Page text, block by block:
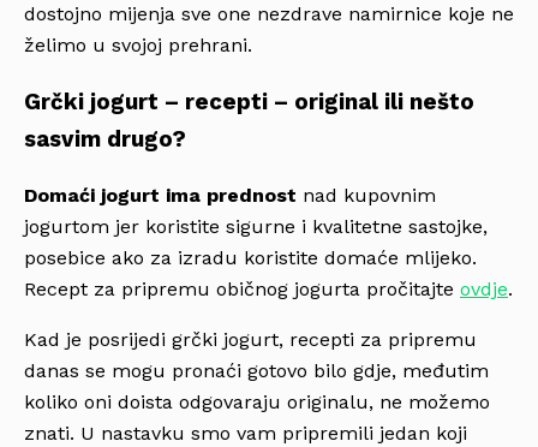
dostojno mijenja sve one nezdrave namirnice koje ne
želimo u svojoj prehrani.
Grčki jogurt – recepti – original ili nešto
sasvim drugo?
Domaći jogurt ima prednost nad kupovnim
jogurtom jer koristite sigurne i kvalitetne sastojke,
posebice ako za izradu koristite domaće mlijeko.
Recept za pripremu običnog jogurta pročitajte ovdje.
Kad je posrijedi grčki jogurt, recepti za pripremu
danas se mogu pronaći gotovo bilo gdje, međutim
koliko oni doista odgovaraju originalu, ne možemo
znati. U nastavku smo vam pripremili jedan koji